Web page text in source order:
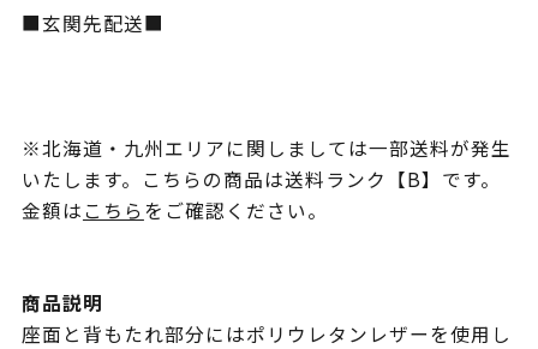
■玄関先配送■
※北海道・九州エリアに関しましては一部送料が発生
いたします。こちらの商品は送料ランク【B】です。
金額はこちらをご確認ください。
商品説明
座面と背もたれ部分にはポリウレタンレザーを使用し